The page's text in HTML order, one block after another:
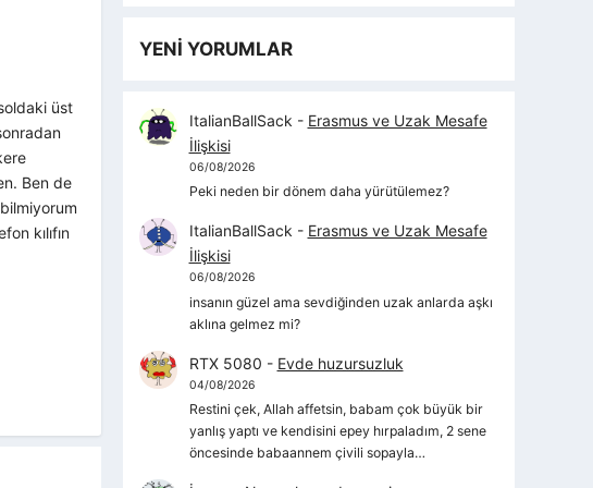
üst
Ben de
kılıfın
YENİ YORUMLAR
ItalianBallSack - Erasmus ve Uzak Mesafe
İlişkisi
06/08/2026
Peki neden bir dönem daha yürütülemez?
ItalianBallSack - Erasmus ve Uzak Mesafe
İlişkisi
06/08/2026
insanın güzel ama sevdiğinden uzak anlarda aşkı
aklına gelmez mi?
RTX 5080 - Evde huzursuzluk
04/08/2026
Restini çek, Allah affetsin, babam çok büyük bir
yanlış yaptı ve kendisini epey hırpaladım, 2 sene
öncesinde babaannem çivili sopayla…